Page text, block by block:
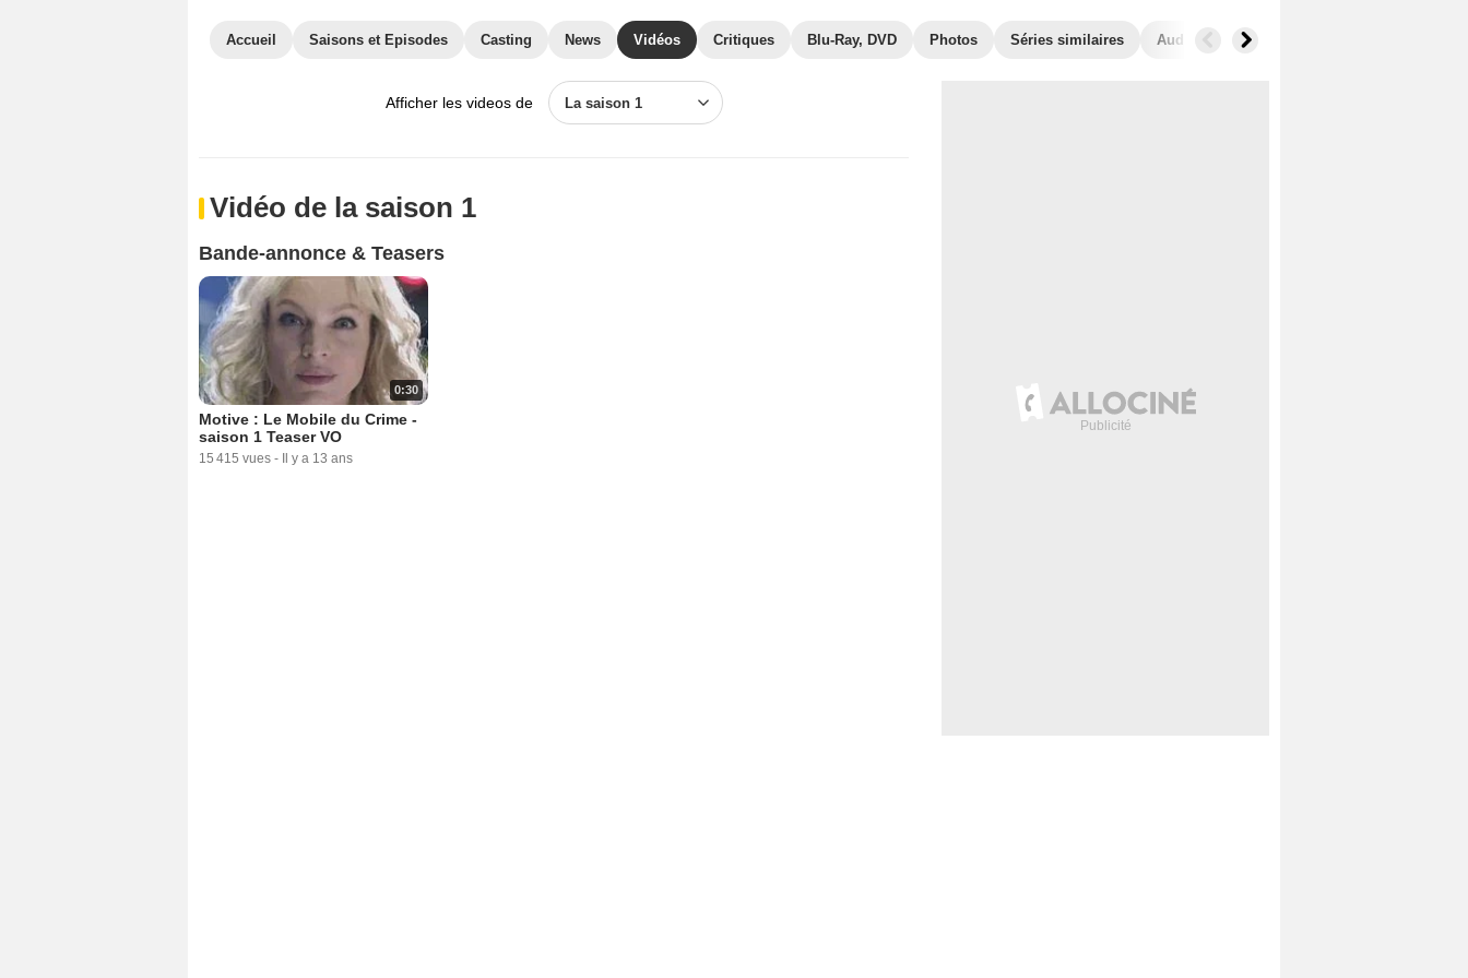
Accueil Saisons et Episodes Casting News Vidéos Critiques Blu-Ray, DVD Photos Séries similaires Audiences
Afficher les videos de La saison 1
Vidéo de la saison 1
Bande-annonce & Teasers
0:30
Motive : Le Mobile du Crime -
saison 1 Teaser VO
15 415 vues - Il y a 13 ans